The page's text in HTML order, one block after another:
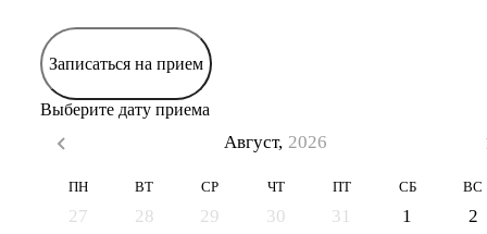
Записаться на прием
Выберите дату приема
Август, 2026
ПН ВТ СР ЧТ ПТ СБ ВС
27 28 29 30 31 1
2